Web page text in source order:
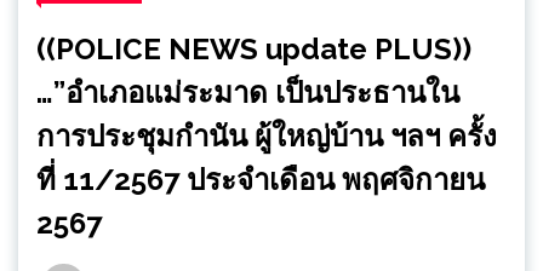
((POLICE NEWS update PLUS))
…”อำเภอแม่ระมาด เป็นประธานใน
การประชุมกำนัน ผู้ใหญ่บ้าน ฯลฯ ครั้ง
ที่ 11/2567 ประจำเดือน พฤศจิกายน
2567